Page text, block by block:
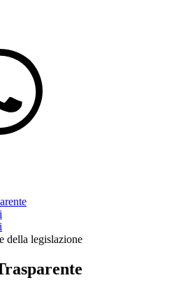
della legislazione